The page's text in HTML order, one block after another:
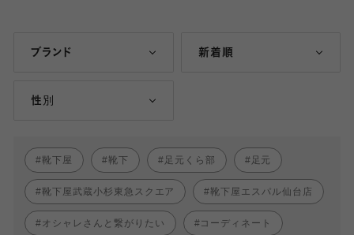
ブランド 新着順
性別
靴下屋 靴下 足元くら部 足元
靴下屋武蔵小杉東急スクエア 靴下屋エスパル仙台店
オシャレさんと繋がりたい コーディネート